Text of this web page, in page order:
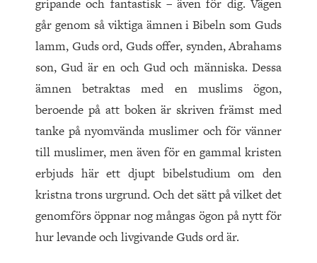
gripande och fantastisk – även för dig. Vägen
går genom så viktiga ämnen i Bibeln som Guds
lamm, Guds ord, Guds offer, synden, Abrahams
son, Gud är en och Gud och människa. Dessa
ämnen betraktas med en muslims ögon,
beroende på att boken är skriven främst med
tanke på nyomvända muslimer och för vänner
till muslimer, men även för en gammal kristen
erbjuds här ett djupt bibelstudium om den
kristna trons urgrund. Och det sätt på vilket det
genomförs öppnar nog mångas ögon på nytt för
hur levande och livgivande Guds ord är.